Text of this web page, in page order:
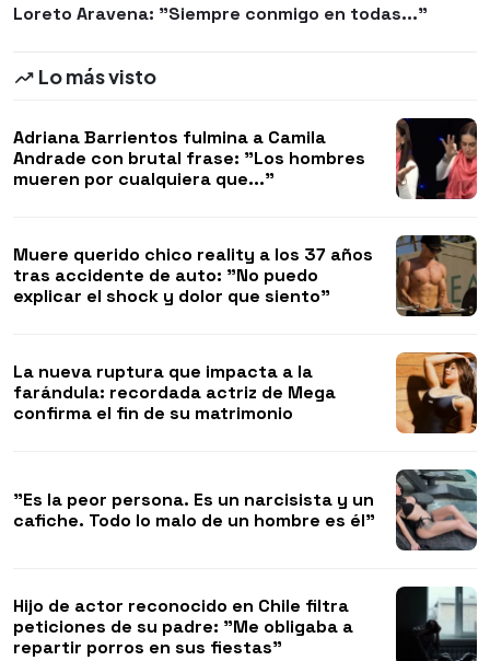
Loreto Aravena: "Siempre conmigo en todas..."
Lo más visto
Adriana Barrientos fulmina a Camila
Andrade con brutal frase: "Los hombres
mueren por cualquiera que..."
Muere querido chico reality a los 37 años
tras accidente de auto: "No puedo
explicar el shock y dolor que siento"
La nueva ruptura que impacta a la
farándula: recordada actriz de Mega
confirma el fin de su matrimonio
"Es la peor persona. Es un narcisista y un
cafiche. Todo lo malo de un hombre es él"
Hijo de actor reconocido en Chile filtra
peticiones de su padre: "Me obligaba a
repartir porros en sus fiestas"